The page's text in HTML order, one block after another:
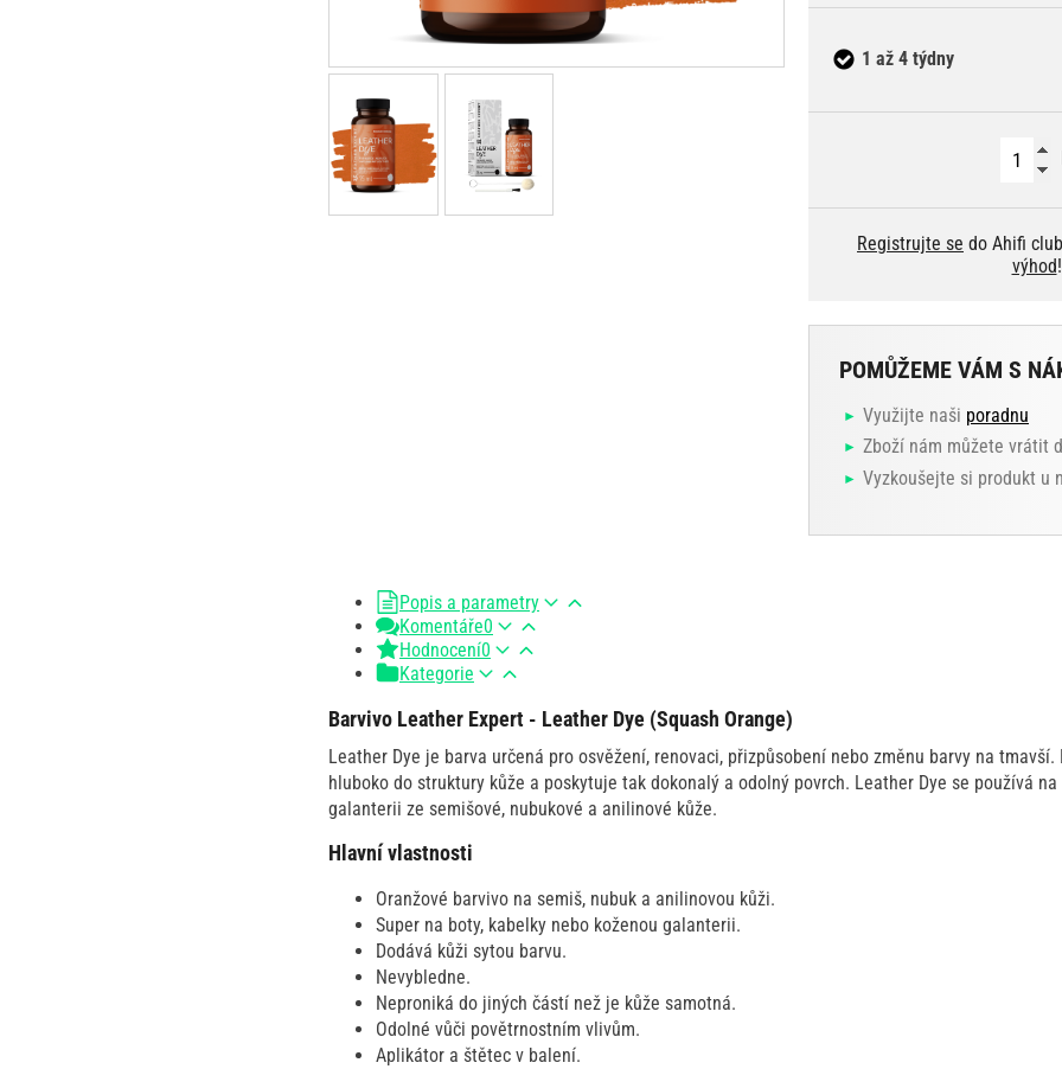
1 až 4 týdny
Registrujte se do Ahifi
výhod!
POMŮŽEME VÁM S
Využijte naši poradnu
Zboží nám můžete vrátit
Vyzkoušejte si produkt u
Popis a parametry
Komentáře0
Hodnocení0
Kategorie
Barvivo Leather Expert - Leather Dye (Squash Orange)
Leather Dye je barva určená pro osvěžení, renovaci, přizpůsobení nebo změnu barvy na
hluboko do struktury kůže a poskytuje tak dokonalý a odolný povrch. Leather Dye se používá
galanterii ze semišové, nubukové a anilinové kůže.
Hlavní vlastnosti
Oranžové barvivo na semiš, nubuk a anilinovou kůži.
Super na boty, kabelky nebo koženou galanterii.
Dodává kůži sytou barvu.
Nevybledne.
Neproniká do jiných částí než je kůže samotná.
Odolné vůči povětrnostním vlivům.
Aplikátor a štětec v balení.